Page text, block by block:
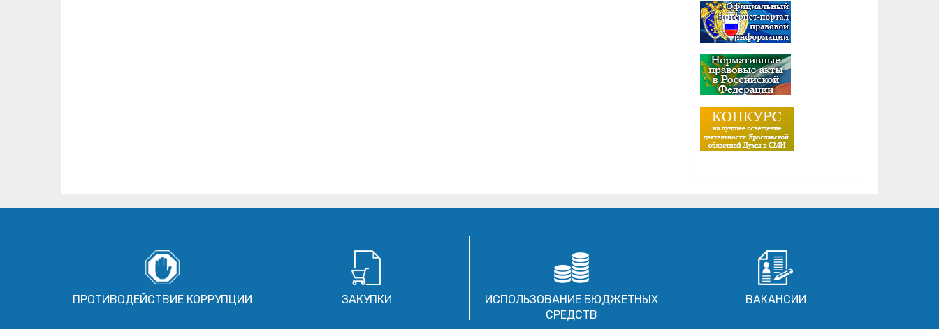
ПРОТИВОДЕЙСТВИЕ КОРРУПЦИИ ЗАКУПКИ
ИСПОЛЬЗОВАНИЕ БЮДЖЕТНЫХ
СРЕДСТВ
ВАКАНСИИ